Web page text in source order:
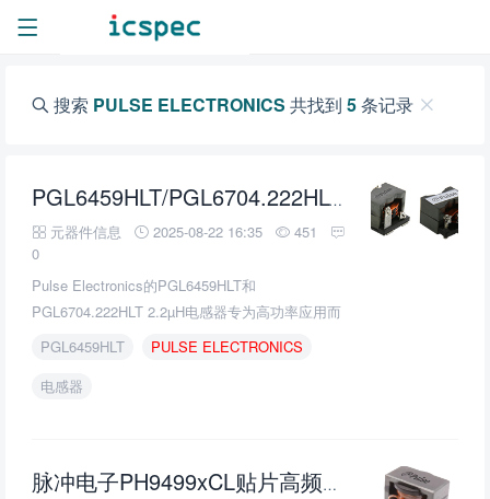
搜索 PULSE ELECTRONICS 共找到 5条记录
PGL6459HLT/PGL6704.222HLT系列平圈电感器的介绍、特性、及应用
元器件信息
2025-08-22 16:35
451
0
Pulse Electronics的PGL6459HLT和
PGL6704.222HLT 2.2µH电感器专为高功率应用而
设计。
PGL6459HLT PULSE ELECTRONICS
电感器
脉冲电子PH9499xCL贴片高频功率电感器的介绍、特性、及应用